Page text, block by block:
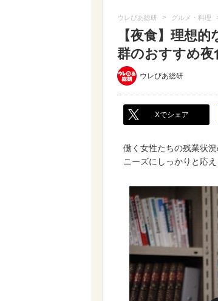
ウレぴあ総研 > グルメ・料理
【夜食】理想
群のおすすめ夜
ウレぴあ総研
Xでシェア
働く女性たちの残業状
ニーズにしっかりと応